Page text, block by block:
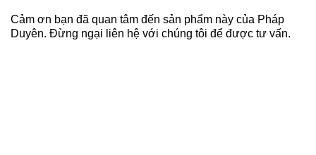
đến
37,279,000 ₫
đến
₫
Cảm ơn bạn đã quan tâm đến sản phẩm này của Pháp
Duyên. Đừng ngại liên hệ với chúng tôi để được tư vấn.